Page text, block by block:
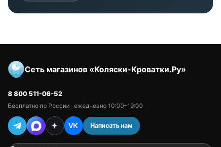
Сеть магазинов «Коляски-Кроватки.Ру»
8 800 511-06-52
Бесплатно по России · ежедневно 10:00–19:00
VK Написать нам